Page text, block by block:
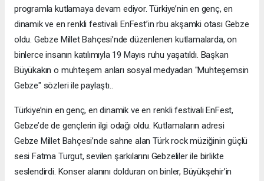
programla kutlamaya devam ediyor. Türkiye’nin en genç, en
dinamik ve en renkli festivali EnFest’in rbu akşamki otası Gebze
oldu. Gebze Millet Bahçesi’nde düzenlenen kutlamalarda, on
binlerce insanın katılımıyla 19 Mayıs ruhu yaşatıldı. Başkan
Büyükakın o muhteşem anları sosyal medyadan "Muhteşemsin
Gebze" sözleri ile paylaştı..
Türkiye’nin en genç, en dinamik ve en renkli festivali EnFest,
Gebze’de de gençlerin ilgi odağı oldu. Kutlamaların adresi
Gebze Millet Bahçesi’nde sahne alan Türk rock müziğinin güçlü
sesi Fatma Turgut, sevilen şarkılarını Gebzeliler ile birlikte
seslendirdi. Konser alanını dolduran on binler, Büyükşehir’in